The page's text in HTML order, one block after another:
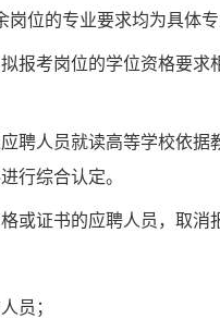
岗位的专业要求均为具体
报考岗位的学位资格要
聘人员就读高等学校依
行综合认定。
或证书的应聘人员，取消
员；